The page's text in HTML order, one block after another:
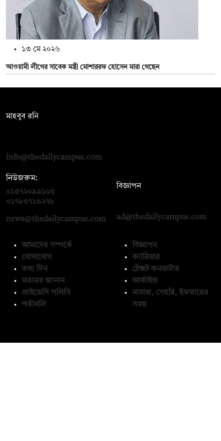
১৩ মে ২০২৬
আওয়ামী লীগের সাবেক মন্ত্রী মোশাররফ হোসেন মারা গেছেন
মাহবুব রনি
info@thedailycampus.com
নিউজরুম:
০১৫৭২০৯৯১০৫
০১৭৮৫৭১৬২৭৮
news@thedailycampus.com
বিজ্ঞাপন
ad@thedailycampus.com
আমাদের সম্পর্কে
যোগাযোগ
তথ্য দিন
মতামত জানান
প্রাইভেসি পলিসি
শর্তাবলি
বিজ্ঞাপন
ক্যারিয়ার
টেক্সট কনভার্টার
আর্কাইভ
নামাজ, সেহরি, ইফতারের
সময়